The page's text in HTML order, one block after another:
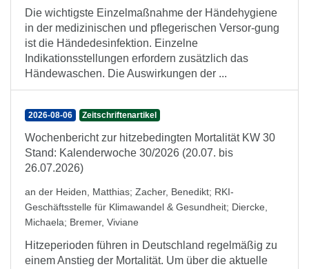
Die wichtigste Einzelmaßnahme der Händehygiene
in der medizinischen und pflegerischen Versor-gung
ist die Händedesinfektion. Einzelne
Indikationsstellungen erfordern zusätzlich das
Händewaschen. Die Auswirkungen der ...
2026-08-06 Zeitschriftenartikel
Wochenbericht zur hitzebedingten Mortalität KW 30
Stand: Kalenderwoche 30/2026 (20.07. bis
26.07.2026)
an der Heiden, Matthias; Zacher, Benedikt; RKI-
Geschäftsstelle für Klimawandel & Gesundheit; Diercke,
Michaela; Bremer, Viviane
Hitzeperioden führen in Deutschland regelmäßig zu
einem Anstieg der Mortalität. Um über die aktuelle